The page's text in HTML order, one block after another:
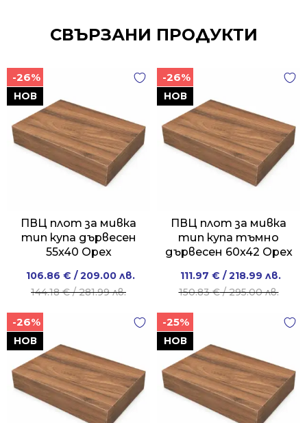
СВЪРЗАНИ ПРОДУКТИ
НОВ
-26%
ПВЦ плот за мивка
тип купа дървесен
55x40 Орех
144.18€/ 281.99 лв.
Original
price
281.99 лв..
106.86 € / 209.00 лв.
Current
price
209.00 лв..
НОВ
-26%
ПВЦ плот за мивка
тип купа тъмно
дървесен 60x42 Орех
150.83€/ 295.00 лв.
Original
price
295.00 лв..
111.97 € / 218.99 лв.
Current
price
218.99 лв..
НОВ
-26%
НОВ
-25%